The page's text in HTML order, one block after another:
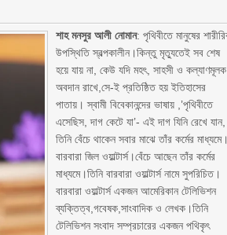
শাহ মনসুর আলী নোমান: পৃথিবীতে মানুষের
উপস্থিতি স্বল্পকালীন।কিন্তু মৃত্যুতেই সব শেষ
হয়ে যায় না, কেউ যদি মহৎ, সাহসী ও কল্যাণমূলক
অবদান রাখে,সে-ই প্রতিষ্ঠিত হয় ইতিহাসের
পাতায়। স্বামী বিবেকানন্দের ভাষায় ,’পৃথিবীতে
এসেছিস, দাগ কেটে যা’- এই দাগ যিনি রেখে যান,
তিনি বেঁচে থাকেন সবার মাঝে তাঁর কর্মের
বারবারা জিল ওয়াল্টার্স।বেঁচে আছেন তাঁর কর্মের
মাধ্যমে।তিনি বারবারা ওয়াল্টার্স নামে সুপরিচিত।
বারবারা ওয়াল্টার্স একজন আমেরিকান টেলিভিশন
ব্যক্তিত্ব,গবেষক,সাংবাদিক ও লেখক।তিনি
টেলিভিশন সংবাদ সম্প্রচারের একজন পথিকৃৎ